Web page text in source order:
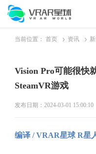
当前位置： 首页 资讯
Vision Pro可能很快
SteamVR游戏
发布日期：2024-03-01 15:00:10
编译 / VRAR星球 R星